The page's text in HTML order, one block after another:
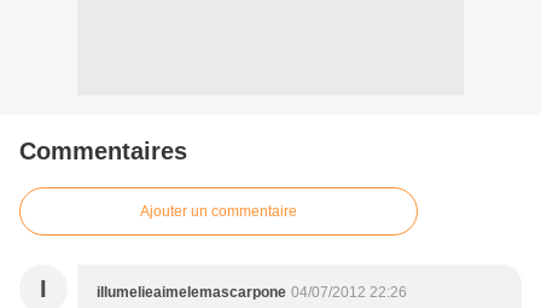
Commentaires
Ajouter un commentaire
I illumelieaimelemascarpone 04/07/2012 22:26